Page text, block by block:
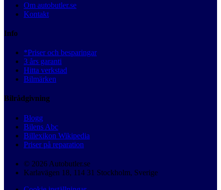
Om autobutler.se
Kontakt
Info
*Priser och besparingar
3 års garanti
Hitta verkstad
Bilmärken
Bilrådgivning
Blogg
Bilens Abc
Billexikon Wikipedia
Priser på reparation
© 2026 Autobutler.se
Karlavägen 18, 114 31 Stockholm, Sverige